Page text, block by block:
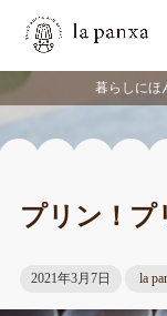
暮らしにほ
プリン！プ
2021年3月7日 la